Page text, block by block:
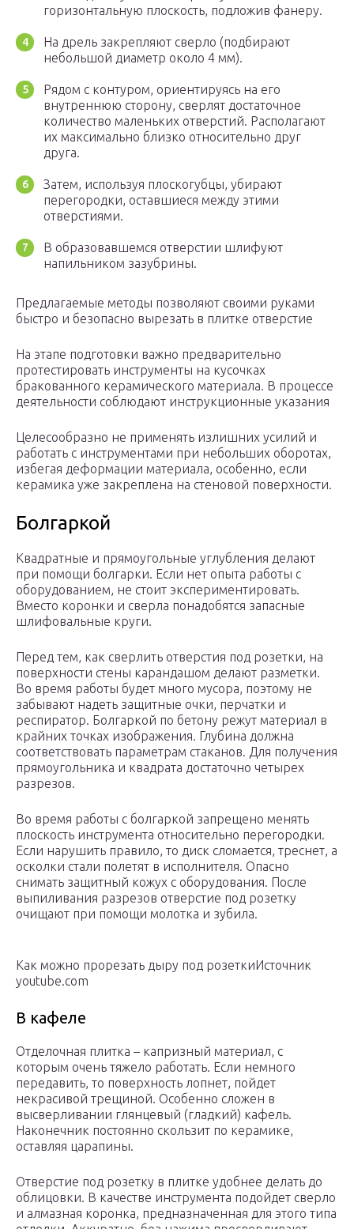
горизонтальную плоскость, подложив фанеру.
На дрель закрепляют сверло (подбирают
небольшой диаметр около 4 мм).
Рядом с контуром, ориентируясь на его
внутреннюю сторону, сверлят достаточное
количество маленьких отверстий. Располагают
их максимально близко относительно друг
друга.
Затем, используя плоскогубцы, убирают
перегородки, оставшиеся между этими
отверстиями.
В образовавшемся отверстии шлифуют
напильником зазубрины.
Предлагаемые методы позволяют своими руками
быстро и безопасно вырезать в плитке отверстие
На этапе подготовки важно предварительно
протестировать инструменты на кусочках
бракованного керамического материала. В процессе
деятельности соблюдают инструкционные указания
Целесообразно не применять излишних усилий и
работать с инструментами при небольших оборотах,
избегая деформации материала, особенно, если
керамика уже закреплена на стеновой поверхности.
Болгаркой
Квадратные и прямоугольные углубления делают
при помощи болгарки. Если нет опыта работы с
оборудованием, не стоит экспериментировать.
Вместо коронки и сверла понадобятся запасные
шлифовальные круги.
Перед тем, как сверлить отверстия под розетки, на
поверхности стены карандашом делают разметки.
Во время работы будет много мусора, поэтому не
забывают надеть защитные очки, перчатки и
респиратор. Болгаркой по бетону режут материал в
крайних точках изображения. Глубина должна
соответствовать параметрам стаканов. Для получения
прямоугольника и квадрата достаточно четырех
разрезов.
Во время работы с болгаркой запрещено менять
плоскость инструмента относительно перегородки.
Если нарушить правило, то диск сломается, треснет, а
осколки стали полетят в исполнителя. Опасно
снимать защитный кожух с оборудования. После
выпиливания разрезов отверстие под розетку
очищают при помощи молотка и зубила.
Как можно прорезать дыру под розеткиИсточник
youtube.com
В кафеле
Отделочная плитка – капризный материал, с
которым очень тяжело работать. Если немного
передавить, то поверхность лопнет, пойдет
некрасивой трещиной. Особенно сложен в
высверливании глянцевый (гладкий) кафель.
Наконечник постоянно скользит по керамике,
оставляя царапины.
Отверстие под розетку в плитке удобнее делать до
облицовки. В качестве инструмента подойдет сверло
и алмазная коронка, предназначенная для этого типа